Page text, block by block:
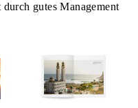
gutes Management